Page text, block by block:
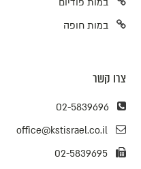
במות חופה
צרו קשר
02-5839696
office@kstisrael.co.il
02-5839695